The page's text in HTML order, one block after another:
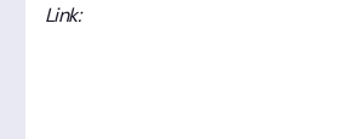
Link: